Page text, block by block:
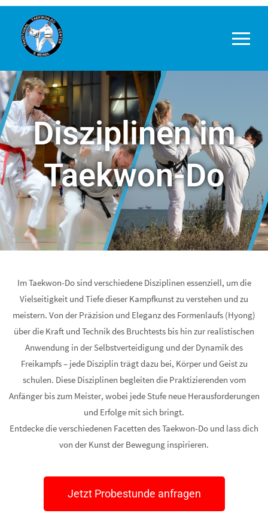
Disziplinen im
Taekwon-Do
Im Taekwon-Do sind verschiedene Disziplinen essenziell, um die
Vielseitigkeit und Tiefe dieser Kampfkunst zu verstehen und zu
meistern. Von der Präzision und Eleganz des Formenlaufs (Hyong)
über die Kraft und Technik des Bruchtests bis hin zur realistischen
Anwendung in der Selbstverteidigung und der Dynamik des
Freikampfs – jede Disziplin trägt dazu bei, Körper und Geist zu
schulen. Diese Disziplinen begleiten die Praktizierenden vom
Anfänger bis zum Meister, wobei jede Stufe neue Herausforderungen
und Erfolge mit sich bringt.
Entdecke die verschiedenen Facetten des Taekwon-Do und lass dich
von der Kunst der Bewegung inspirieren.
Jetzt Probestunde anfragen